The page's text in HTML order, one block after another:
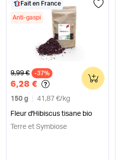
Fait en France
Anti-gaspi
Ancien prix
9,99 € -37%
6,28 €
150 g 41,87 €/ kg
Fleur d'Hibiscus tisane bio
0
Terre et Symbiose